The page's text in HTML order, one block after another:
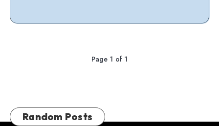
Page 1 of 1
Random Posts